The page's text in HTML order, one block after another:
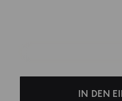
IN DEN